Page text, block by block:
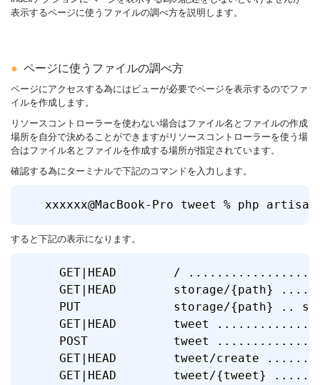
表示するページに使うファイルの調べ方を説明します。
ページに使うファイルの調べ方
ページにアクセスする為にはビューが必要でページを表示するのでファ
イルを作成します。
リソースコントローラーを使わない場合はファイル名とファイルの作成
場所を自分で決めることができますがリソースコントローラーを使う場
合はファイル名とファイルを作成する場所が指定されています。
確認する為にターミナルで下記のコマンドを入力します。
xxxxxx@MacBook-Pro tweet % php
すると下記の表示になります。
GET|HEAD        /
GET|HEAD        storage/{path}
PUT             storage/{path} ..
GET|HEAD        tweet
POST            tweet
GET|HEAD        tweet/create
GET|HEAD        tweet/{tweet}